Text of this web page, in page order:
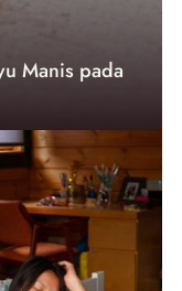
Manis pada